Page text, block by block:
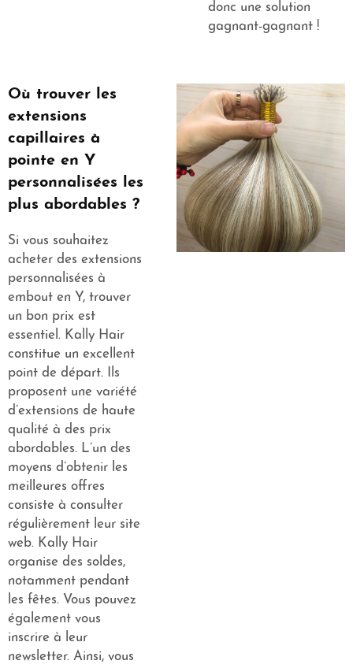
donc une solution
gagnant-gagnant !
Où trouver les
extensions
capillaires à
pointe en Y
personnalisées les
plus abordables ?
Si vous souhaitez
acheter des extensions
personnalisées à
embout en Y, trouver
un bon prix est
essentiel. Kally Hair
constitue un excellent
point de départ. Ils
proposent une variété
d’extensions de haute
qualité à des prix
abordables. L’un des
moyens d’obtenir les
meilleures offres
consiste à consulter
régulièrement leur site
web. Kally Hair
organise des soldes,
notamment pendant
les fêtes. Vous pouvez
également vous
inscrire à leur
newsletter. Ainsi, vous